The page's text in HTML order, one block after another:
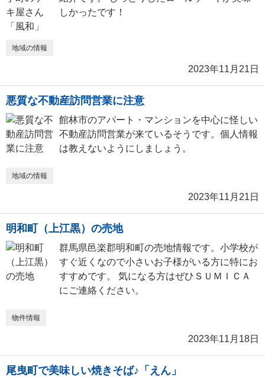
しかったです！
地域の情報
2023年11月21日
悪質な不動産訪問営業に注意
館林市のアパート・マンションを中心に怪しい
不動産訪問営業が来ているそうです。個人情報
は教えないようにしましょう。
地域の情報
2023年11月21日
明和町（上江黒）の売地
群馬県邑楽郡明和町の売地情報です。小学校が
すぐ近くなので小さいお子様がいる方に特にお
すすめです。 気になる方はぜひＳＵＭＩＣＡ
にご連絡ください。
物件情報
2023年11月18日
尾曳町で美味しい焼きそば♪「えん」